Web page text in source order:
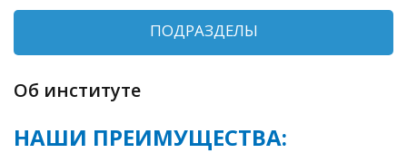
ПОДРАЗДЕЛЫ
Об институте
НАШИ ПРЕИМУЩЕСТВА: